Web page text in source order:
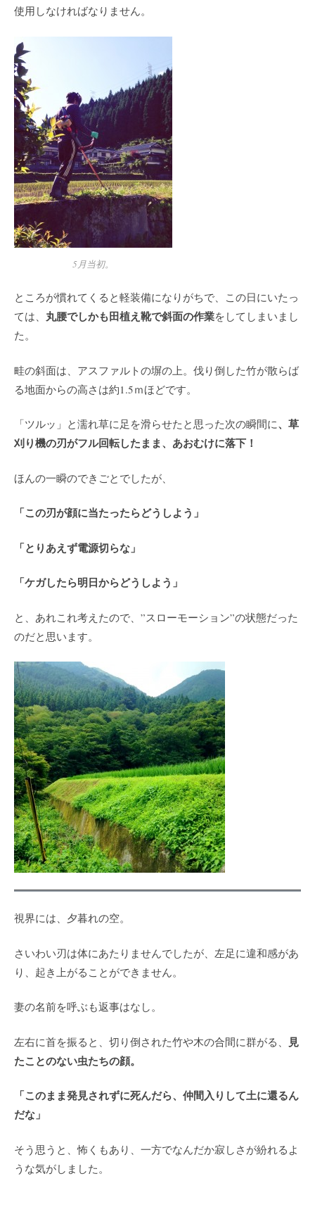
使用しなければなりません。
5月当初。
ところが慣れてくると軽装備になりがちで、この日にいたっ
ては、 丸腰でしかも田植え靴で斜面の作業をしてしまいまし
た。
畦の斜面は、アスファルトの塀の上。伐り倒した竹が散らば
る地面からの高さは約1.5ｍほどです。
「ツルッ」と濡れ草に足を滑らせたと思った次の瞬間に、草
刈り機の刃がフル回転したまま、あおむけに落下！
ほんの一瞬のできごとでしたが、
「この刃が顔に当たったらどうしよう」
「とりあえず電源切らな」
「ケガしたら明日からどうしよう」
と、あれこれ考えたので、”スローモーション”の状態だった
のだと思います。
視界には、夕暮れの空。
さいわい刃は体にあたりませんでしたが、左足に違和感があ
り、起き上がることができません。
妻の名前を呼ぶも返事はなし。
左右に首を振ると、切り倒された竹や木の合間に群がる、 見
たことのない虫たちの顔。
「このまま発見されずに死んだら、仲間入りして土に還るん
だな」
そう思うと、怖くもあり、一方でなんだか寂しさが紛れるよ
うな気がしました。